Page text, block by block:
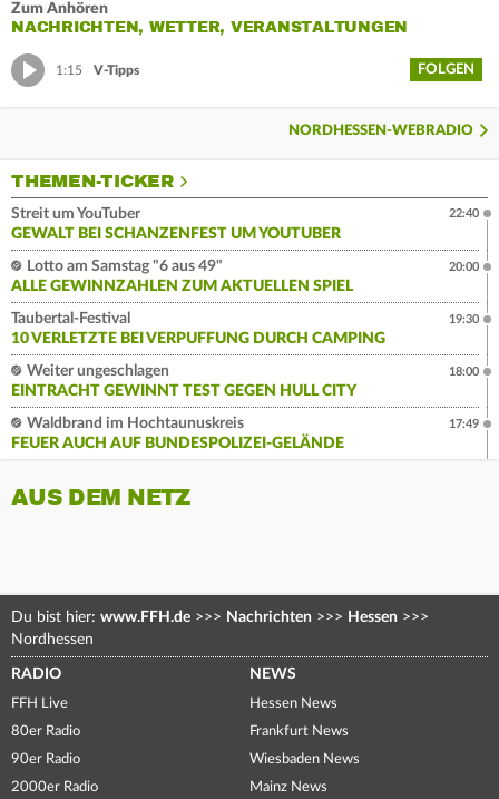
Zum Anhören
NACHRICHTEN, WETTER, VERANSTALTUNGEN
1:15 V-Tipps FOLGEN
NORDHESSEN-WEBRADIO
THEMEN-TICKER
Streit um YouTuber
GEWALT BEI SCHANZENFEST UM YOUTUBER
22:40
Lotto am Samstag "6 aus 49"
ALLE GEWINNZAHLEN ZUM AKTUELLEN SPIEL
20:00
Taubertal-Festival
10 VERLETZTE BEI VERPUFFUNG DURCH CAMPING
19:30
Weiter ungeschlagen
EINTRACHT GEWINNT TEST GEGEN HULL CITY
18:00
Waldbrand im Hochtaunuskreis
FEUER AUCH AUF BUNDESPOLIZEI-GELÄNDE
17:49
AUS DEM NETZ
Du bist hier: www.FFH.de >>> Nachrichten >>> Hessen >>>
Nordhessen
RADIO
FFH Live
80er Radio
90er Radio
2000er Radio
NEWS
Hessen News
Frankfurt News
Wiesbaden News
Mainz News